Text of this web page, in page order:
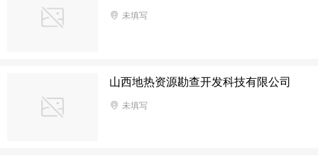
未填写
山西地热资源勘查开发科技有限公司
未填写